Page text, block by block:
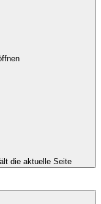
die aktuelle Seite